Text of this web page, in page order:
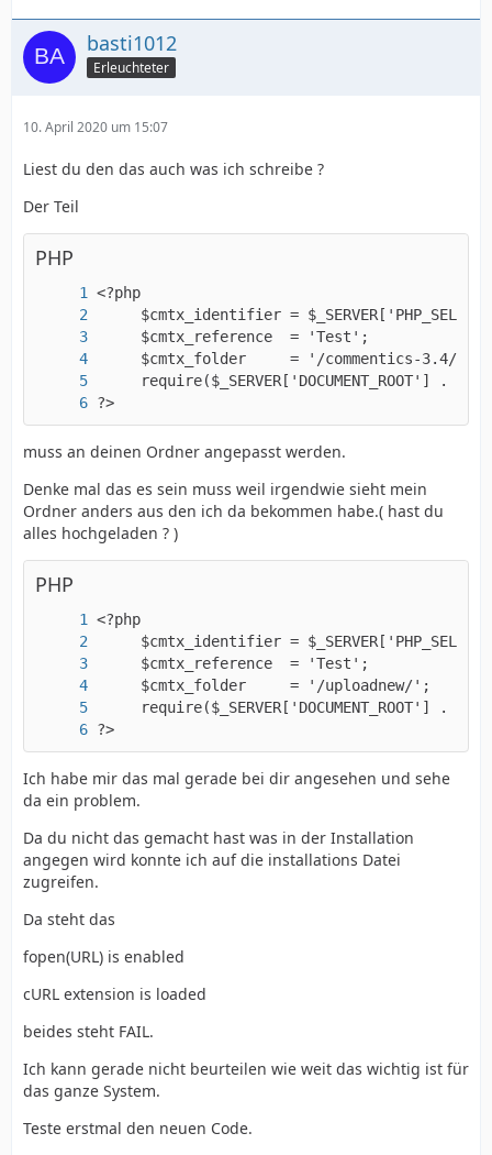
basti1012
Erleuchteter
10. April 2020 um 15:07
Liest du den das auch was ich schreibe ?
Der Teil
PHP
?>
muss an deinen Ordner angepasst werden.
Denke mal das es sein muss weil irgendwie sieht mein
Ordner anders aus den ich da bekommen habe.( hast du
alles hochgeladen ? )
PHP
?>
Ich habe mir das mal gerade bei dir angesehen und sehe
da ein problem.
Da du nicht das gemacht hast was in der Installation
angegen wird konnte ich auf die installations Datei
zugreifen.
Da steht das
fopen(URL) is enabled
cURL extension is loaded
beides steht FAIL.
Ich kann gerade nicht beurteilen wie weit das wichtig ist für
das ganze System.
Teste erstmal den neuen Code.